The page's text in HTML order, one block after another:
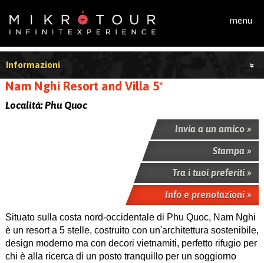
menu
Informazioni
Nam Nghi Resort and Villa 5*
Località:Phu Quoc
Invia a un amico »
Stampa »
Tra i tuoi preferiti »
Info e prenotazioni »
Situato sulla costa nord-occidentale di Phu Quoc, Nam Nghi
è un resort a 5 stelle, costruito con un'architettura sostenibile,
design moderno ma con decori vietnamiti, perfetto rifugio per
chi è alla ricerca di un posto tranquillo per un soggiorno